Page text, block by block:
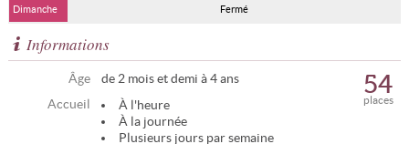
Dimanche Fermé
Informations
Âge
de 2 mois et demi à 4 ans
Accueil
À l'heure
À la journée
Plusieurs jours par semaine
places
54